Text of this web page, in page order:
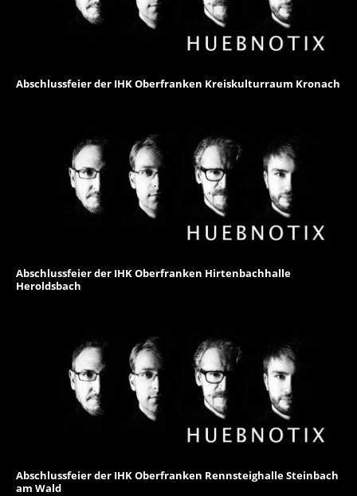
Abschlussfeier der IHK Oberfranken Kreiskulturraum Kronach
Abschlussfeier der IHK Oberfranken Hirtenbachhalle
Heroldsbach
Abschlussfeier der IHK Oberfranken Rennsteighalle Steinbach
am Wald